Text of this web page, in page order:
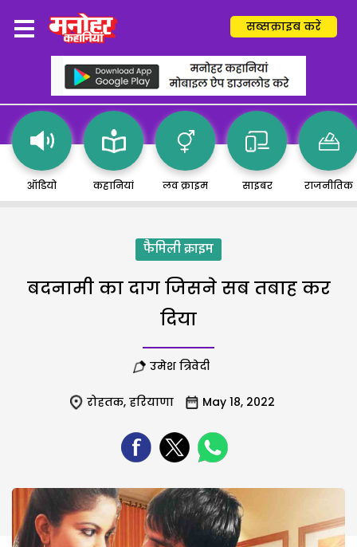
सब्सक्राइब करें
ऑडियो कहानियां लव क्राइम साइबर राजनीतिक
फैमिली क्राइम
बदनामी का दाग जिसने सब तबाह कर
दिया
उमेश त्रिवेदी
रोहतक, हरियाणा May 18, 2022